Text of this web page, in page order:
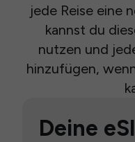
jede Reise eine
kannst du
nutzen und
hinzufügen,
Deine